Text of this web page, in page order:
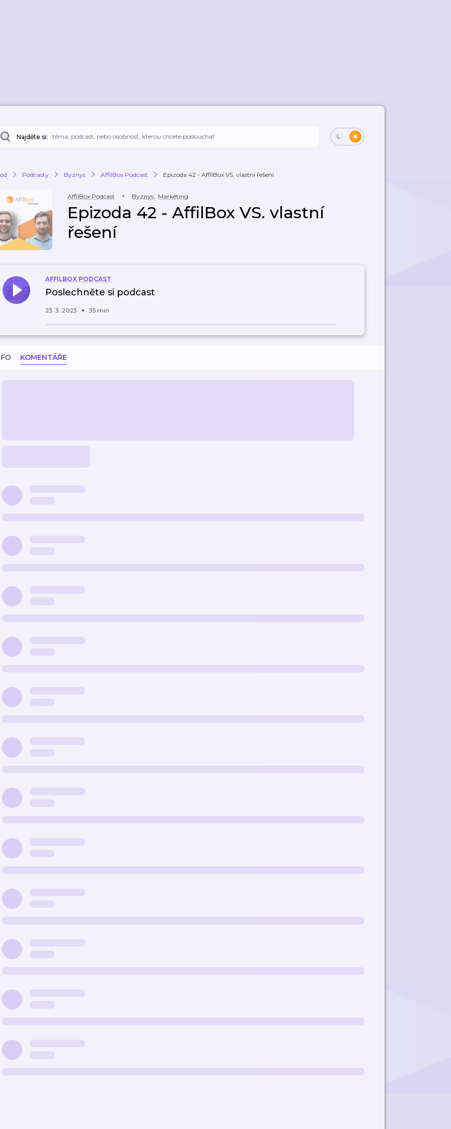
Najděte si:
Podcasty Byznys AffilBox Podcast Epizoda 42 - AffilBox VS. vlastní řešení
AffilBox Podcast Byznys, Marketing
Epizoda 42 - AffilBox VS. vlastní
řešení
AFFILBOX PODCAST
Poslechněte si podcast
23. 3. 2023 35 min
KOMENTÁŘE